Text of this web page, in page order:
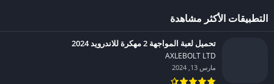
التطبيقات الأكثر مشاهدة
تحميل لعبة المواجهة 2 مهكرة للاندرويد 2024
AXLEBOLT LTD‏
مارس 13, 2024